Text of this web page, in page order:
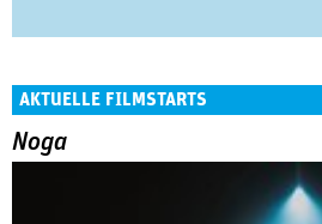
AKTUELLE FILMSTARTS
Noga